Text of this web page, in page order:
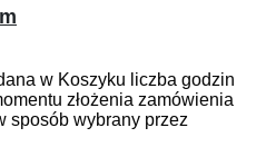
w Koszyku liczba godzin
złożenia zamówienia
sposób wybrany przez